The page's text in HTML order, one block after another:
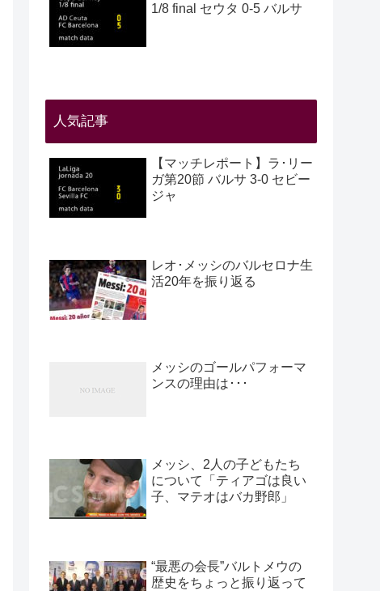
1/8 final セウタ 0-5 バルサ
人気記事
【マッチレポート】ラ･リー
ガ第20節 バルサ 3-0 セビー
ジャ
レオ･メッシのバルセロナ生
活20年を振り返る
メッシのゴールパフォーマ
ンスの理由は･･･
メッシ、2人の子どもたち
について「ティアゴは良い
子、マテオはバカ野郎」
“最悪の会長”バルトメウの
歴史をちょっと振り返って